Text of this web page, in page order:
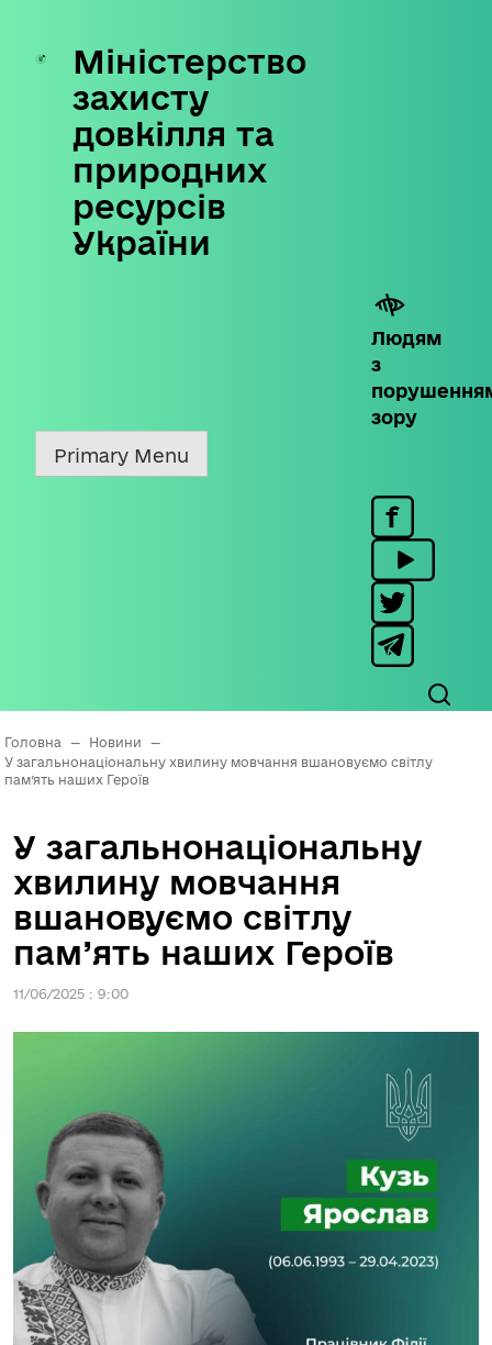
Skip
content
Міністерство
захисту
довкілля та
природних
ресурсів
України
Людям
з
зору
Primary Menu
Головна — Новини
—
У загальнонаціональну хвилину мовчання вшановуємо світлу
пам’ять наших Героїв
У загальнонаціональну
хвилину мовчання
вшановуємо світлу
пам’ять наших Героїв
11/06/2025 : 9:00